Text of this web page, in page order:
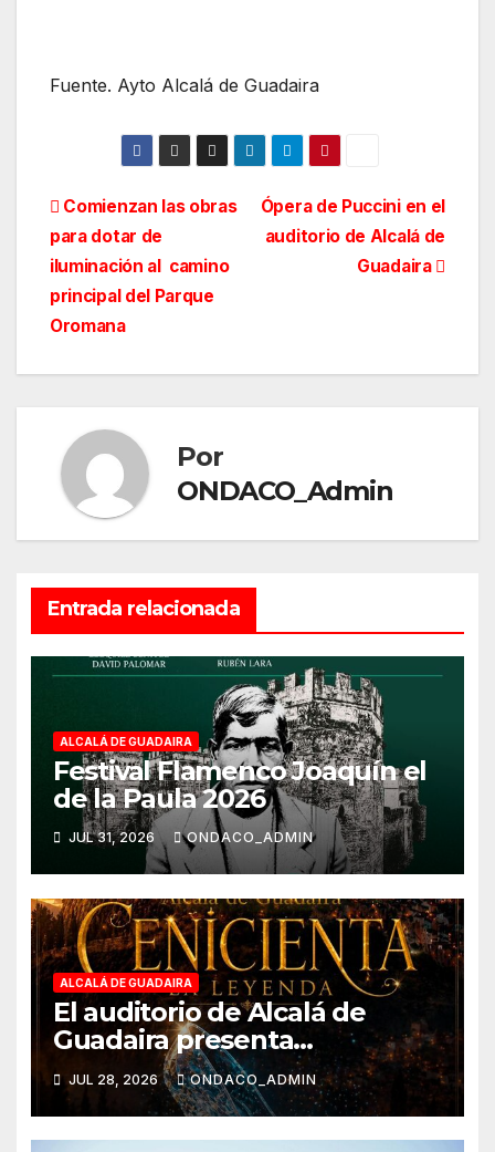
Fuente. Ayto Alcalá de Guadaira
Navegación
de
entradas
Ópera de Puccini en el
auditorio de Alcalá de
Guadaira
Comienzan las obras
para dotar de
iluminación al ​ camino
principal del Parque
Oromana
Por
ONDACO_Admin
Entrada relacionada
ALCALÁ DE GUADAIRA
Festival Flamenco Joaquín el
de la Paula 2026
JUL 31, 2026 ONDACO_ADMIN
ALCALÁ DE GUADAIRA
El auditorio de Alcalá de
Guadaira presenta
`Cenicienta La Leyenda´
JUL 28, 2026 ONDACO_ADMIN